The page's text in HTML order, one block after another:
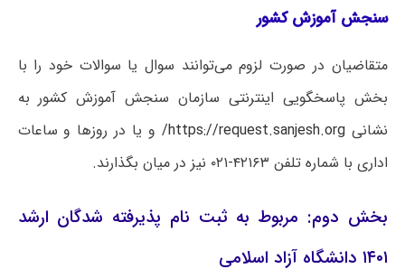
سنجش آموزش کشور
متقاضیان در صورت لزوم می‌توانند سوال یا سوالات خود را با
بخش پاسخگویی اینترنتی سازمان سنجش آموزش کشور به
نشانیhttps://request.sanjesh.org/ و یا در روزها و ساعات
اداری با شماره تلفن ۴۲۱۶۳-۰۲۱ نیز در میان بگذارند.
بخش دوم: مربوط به ثبت نام پذیرفته شدگان ارشد
۱۴۰۱ دانشگاه آزاد اسلامی